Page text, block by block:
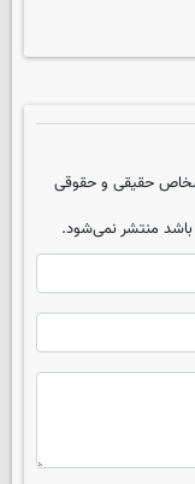
حقیقی و حقوقی
باشد منتشر نمی‌شود.